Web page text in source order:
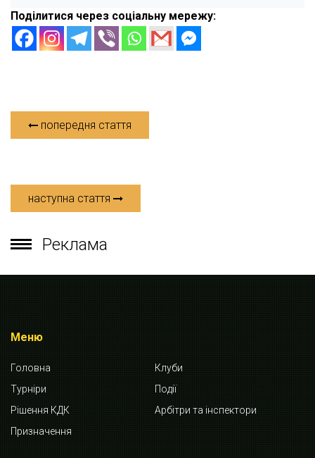
Поділитися через соціальну мережу:
попередня стаття
наступна стаття
Реклама
Меню
Головна
Клуби
Турніри
Події
Рішення КДК
Арбітри та інспектори
Призначення